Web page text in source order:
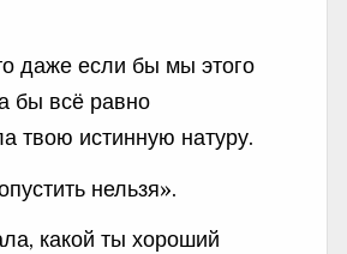
даже если бы мы этого
бы всё равно
твою истинную натуру.
нельзя».
какой ты хороший